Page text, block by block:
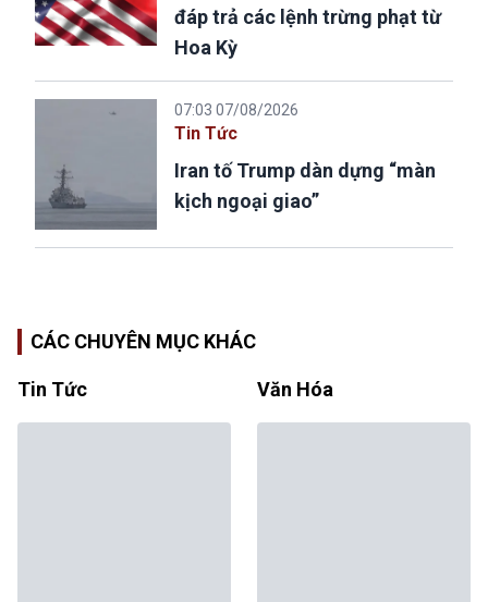
đáp trả các lệnh trừng phạt từ
Hoa Kỳ
07:03 07/08/2026
Tin Tức
Iran tố Trump dàn dựng “màn
kịch ngoại giao”
CÁC CHUYÊN MỤC KHÁC
Tin Tức Văn Hóa